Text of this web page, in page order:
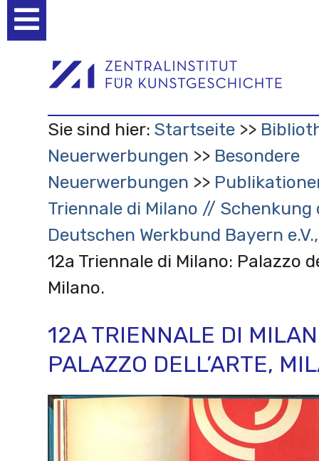
Werkzeuge
Sie sind hier: Startseite
Neuerwerbungen
Besondere
Neuerwerbungen
Triennale di Milano // Schenkung
Deutschen Werkbund Bayern
12a Triennale di Milano: Palazzo
Milano.
12A TRIENNALE DI
PALAZZO DELL’ARTE,